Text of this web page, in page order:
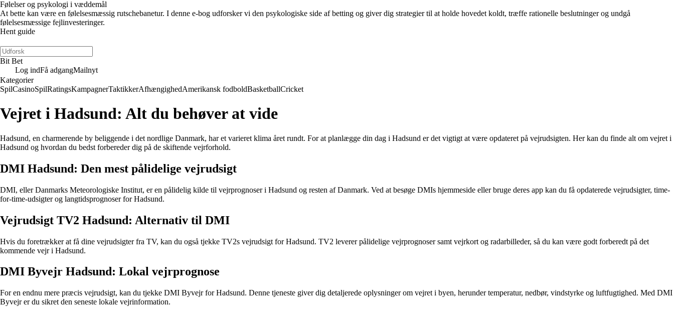
Følelser og psykologi i væddemål
At bette kan være en følelsesmæssig rutschebanetur. I denne e-bog udforsker vi den psykologiske side af betting og giver dig strategier til at holde hovedet koldt, træffe rationelle beslutninger og undgå
følelsesmæssige fejlinvesteringer.
Hent guide
Bit Bet
Log indFå adgangMailnyt
Kategorier
SpilCasinoSpilRatingsKampagnerTaktikkerAfhængighedAmerikansk fodboldBasketballCricket
Vejret i Hadsund: Alt du behøver at vide
Hadsund, en charmerende by beliggende i det nordlige Danmark, har et varieret klima året rundt. For at planlægge din dag i Hadsund er det vigtigt at være opdateret på vejrudsigten. Her kan du finde alt om vejret i
Hadsund og hvordan du bedst forbereder dig på de skiftende vejrforhold.
DMI Hadsund: Den mest pålidelige vejrudsigt
DMI, eller Danmarks Meteorologiske Institut, er en pålidelig kilde til vejrprognoser i Hadsund og resten af Danmark. Ved at besøge DMIs hjemmeside eller bruge deres app kan du få opdaterede vejrudsigter, time-
for-time-udsigter og langtidsprognoser for Hadsund.
Vejrudsigt TV2 Hadsund: Alternativ til DMI
Hvis du foretrækker at få dine vejrudsigter fra TV, kan du også tjekke TV2s vejrudsigt for Hadsund. TV2 leverer pålidelige vejrprognoser samt vejrkort og radarbilleder, så du kan være godt forberedt på det
kommende vejr i Hadsund.
DMI Byvejr Hadsund: Lokal vejrprognose
For en endnu mere præcis vejrudsigt, kan du tjekke DMI Byvejr for Hadsund. Denne tjeneste giver dig detaljerede oplysninger om vejret i byen, herunder temperatur, nedbør, vindstyrke og luftfugtighed. Med DMI
Byvejr er du sikret den seneste lokale vejrinformation.